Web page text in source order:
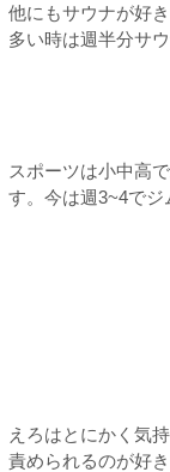
他にもサウナが好
多い時は週半分サ
スポーツは小中高
す。今は週3~4でジ
えろはとにかく気
責められるのが好